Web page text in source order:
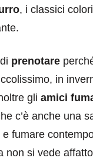
, i classici
prenotare
in
gli amici
c’è anche una
fumare
non si vede